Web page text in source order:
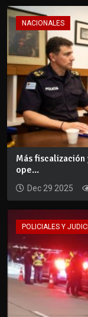
NACIONALES
Más
ope...
Dec 29 2025
POLICIALES Y